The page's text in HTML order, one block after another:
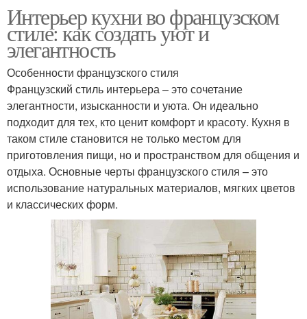
Интерьер кухни во французском
стиле: как создать уют и
элегантность
Особенности французского стиля
Французский стиль интерьера – это сочетание
элегантности, изысканности и уюта. Он идеально
подходит для тех, кто ценит комфорт и красоту. Кухня в
таком стиле становится не только местом для
приготовления пищи, но и пространством для общения и
отдыха. Основные черты французского стиля – это
использование натуральных материалов, мягких цветов
и классических форм.